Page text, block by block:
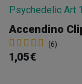
(6)
1,05 €